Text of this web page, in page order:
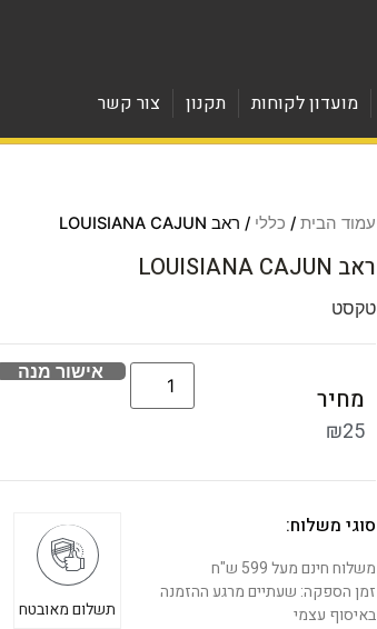
מועדון לקוחות תקנון צור קשר
עמוד הבית/ כללי / ראב LOUISIANA CAJUN
ראב LOUISIANA CAJUN
טקסט
מחיר
₪25
אישור מנה
סוגי משלוח:
משלוח חינם מעל 599 ש"ח
זמן הספקה: שעתיים מרגע ההזמנה
באיסוף עצמי
תשלום מאובטח